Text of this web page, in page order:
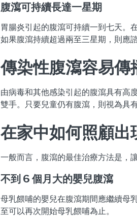
腹瀉可持續長達一星期
胃腸炎引起的腹瀉可持續一到七天。
如果腹瀉持續超過兩至三星期，則應
傳染性腹瀉容易傳
由病毒和其他感染引起的腹瀉具有高
雙手。只要兒童仍有腹瀉，則視為具有
在家中如何照顧出
一般而言，腹瀉的最佳治療方法是，
不到 6 個月大的嬰兒腹瀉
母乳餵哺的嬰兒在腹瀉期間應繼續母
至可以再次開始母乳餵哺為止。